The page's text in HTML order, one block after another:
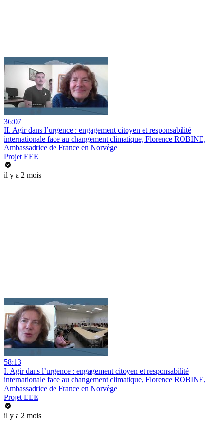
36:07
II. Agir dans l’urgence : engagement citoyen et responsabilité
internationale face au changement climatique, Florence ROBINE,
Ambassadrice de France en Norvège
Projet EEE
il y a 2 mois
58:13
I. Agir dans l’urgence : engagement citoyen et responsabilité
internationale face au changement climatique, Florence ROBINE,
Ambassadrice de France en Norvège
Projet EEE
il y a 2 mois